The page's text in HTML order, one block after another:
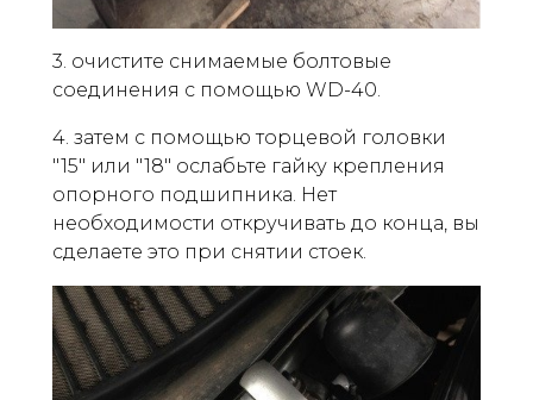
3. очистите снимаемые болтовые
соединения с помощью WD-40.
4. затем с помощью торцевой головки
"15" или "18" ослабьте гайку крепления
опорного подшипника. Нет
необходимости откручивать до конца, вы
сделаете это при снятии стоек.